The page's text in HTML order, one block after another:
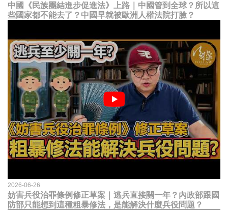
中國《民族團結進步促進法》上路｜中國管到全球？所以這
些國家都不能去了？中國早就被歐洲人權法院打臉？
2026-06-26
妨害兵役治罪條例修正草案｜逃兵直接關一年？內政部跟國
防部只能想到這種粗暴修法，是能解決什麼兵役問題？